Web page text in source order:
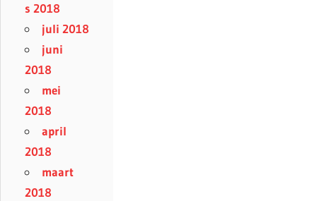
s 2018
juli 2018
juni
2018
mei
2018
april
2018
maart
2018